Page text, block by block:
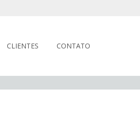
CLIENTES CONTATO